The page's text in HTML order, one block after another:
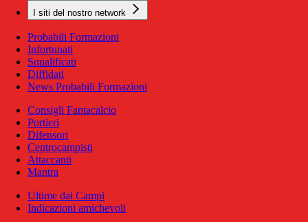
I siti del nostro network
Probabili Formazioni
Infortunati
Squalificati
Diffidati
News Probabili Formazioni
Consigli Fantacalcio
Portieri
Difensori
Centrocampisti
Attaccanti
Mantra
Ultime dai Campi
Indicazioni amichevoli